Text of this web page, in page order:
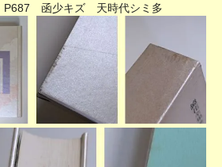
P687 函少キズ 天時代シミ多